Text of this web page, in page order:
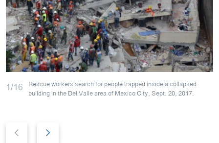
1/16 Rescue workers search for people trapped inside a collapsed
building in the Del Valle area of Mexico City, Sept. 20, 2017.